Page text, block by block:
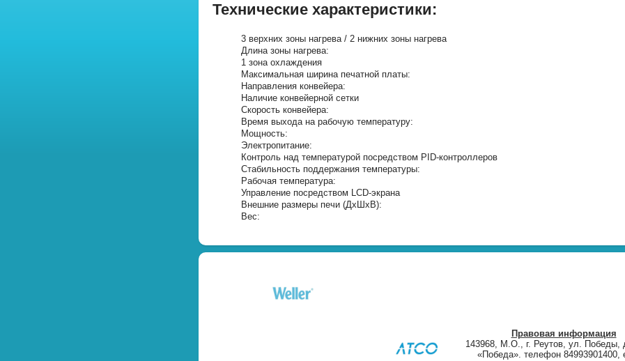
Технические характеристики:
3 верхних зоны нагрева / 2 нижних зоны нагрева
Длина зоны нагрева:
1 зона охлаждения
Максимальная ширина печатной платы:
Направления конвейера:
Наличие конвейерной сетки
Скорость конвейера:
Время выхода на рабочую температуру:
Мощность:
Электропитание:
Контроль над температурой посредством PID-контроллеров
Стабильность поддержания температуры:
Рабочая температура:
Управление посредством LCD-экрана
Внешние размеры печи (ДхШхВ):
Вес:
Правовая информация
143968, М.О., г. Реутов, ул. Победы,
«Победа». телефон 84993901400,